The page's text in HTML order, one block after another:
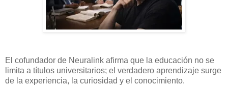
El cofundador de Neuralink afirma que la educación no se
limita a títulos universitarios; el verdadero aprendizaje surge
de la experiencia, la curiosidad y el conocimiento.